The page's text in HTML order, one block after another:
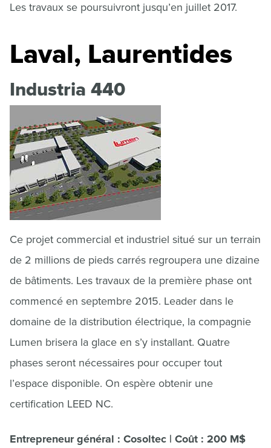
Les travaux se poursuivront jusqu’en juillet 2017.
Laval, Laurentides
Industria 440
Ce projet commercial et industriel situé sur un terrain
de 2 millions de pieds carrés regroupera une dizaine
de bâtiments. Les travaux de la première phase ont
commencé en septembre 2015. Leader dans le
domaine de la distribution électrique, la compagnie
Lumen brisera la glace en s’y installant. Quatre
phases seront nécessaires pour occuper tout
l’espace disponible. On espère obtenir une
certification LEED NC.
Entrepreneur général : Cosoltec | Coût : 200 M$